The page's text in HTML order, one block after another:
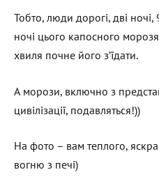
Тобто, люди дорогі, дві
ночі цього капосного
хвиля почне його зʼїдати.
А морози, включно з
цивілізації, подавляться!))
На фото – вам теплого,
вогню з печі)